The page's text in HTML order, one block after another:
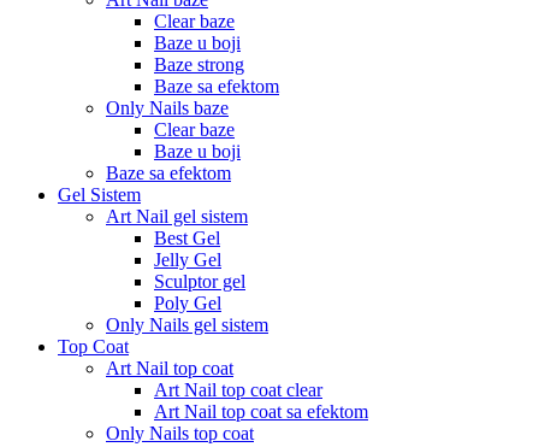
Clear baze
Baze u boji
Baze strong
Baze sa efektom
Only Nails baze
Clear baze
Baze u boji
Baze sa efektom
Gel Sistem
Art Nail gel sistem
Best Gel
Jelly Gel
Sculptor gel
Poly Gel
Only Nails gel sistem
Top Coat
Art Nail top coat
Art Nail top coat clear
Art Nail top coat sa efektom
Only Nails top coat